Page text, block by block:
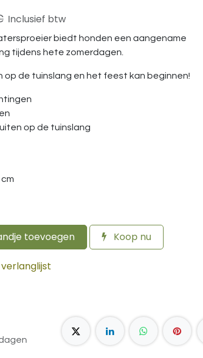
Inclusief btw
biedt honden een aangename
tijdens hete zomerdagen.
op de tuinslang en het feest kan beginnen!
op de tuinslang
toevoegen Koop nu